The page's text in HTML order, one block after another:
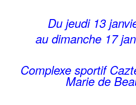
Du jeudi 13
au dimanche 17
Complexe sportif
Marie de